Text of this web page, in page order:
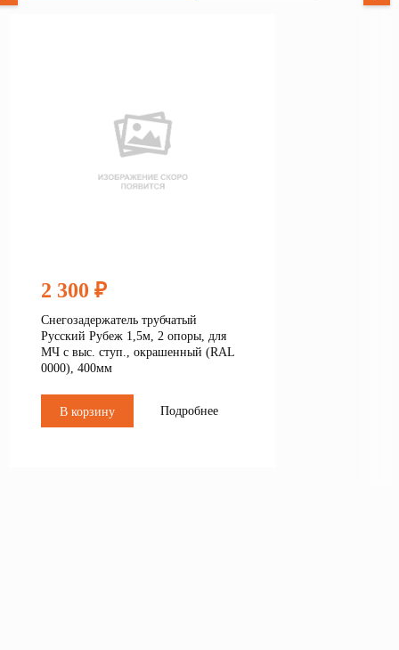
2 300 ₽
Снегозадержатель трубчатый
Русский Рубеж 1,5м, 2 опоры, для
МЧ с выс. ступ., окрашенный (RAL
0000), 400мм
В корзину Подробнее